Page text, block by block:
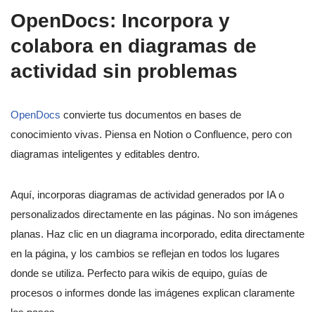
OpenDocs: Incorpora y
colabora en diagramas de
actividad sin problemas
OpenDocs convierte tus documentos en bases de
conocimiento vivas. Piensa en Notion o Confluence, pero con
diagramas inteligentes y editables dentro.
Aquí, incorporas diagramas de actividad generados por IA o
personalizados directamente en las páginas. No son imágenes
planas. Haz clic en un diagrama incorporado, edita directamente
en la página, y los cambios se reflejan en todos los lugares
donde se utiliza. Perfecto para wikis de equipo, guías de
procesos o informes donde las imágenes explican claramente